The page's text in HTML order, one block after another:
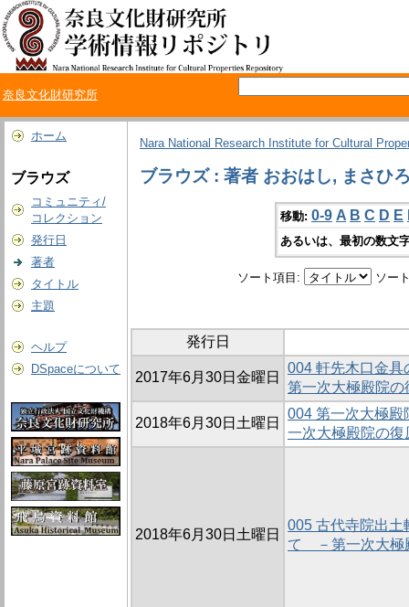
奈良文化財研究所
ホーム
ブラウズ
コミュニティ/
コレクション
発行日
著者
タイトル
主題
ヘルプ
DSpaceについて
Nara National Research Institute for Cultural
ブラウズ : 著者 おおはし, まさひ
移動: 0-9 A B C D E
あるいは、最初の数文
ソート項目: ソー
発行日
2017年6月30日金曜日
004 軒先木口金具
第一次大極殿院の
2018年6月30日土曜日
004 第一次大極
一次大極殿院の復
2018年6月30日土曜日
005 古代寺院出土
て －第一次大極